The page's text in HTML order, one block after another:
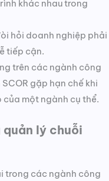
khác nhau trong
hỏi doanh nghiệp phải
tiếp cận.
trên các ngành công
gặp hạn chế khi
một ngành cụ thể.
quản lý chuỗi
trong các ngành công